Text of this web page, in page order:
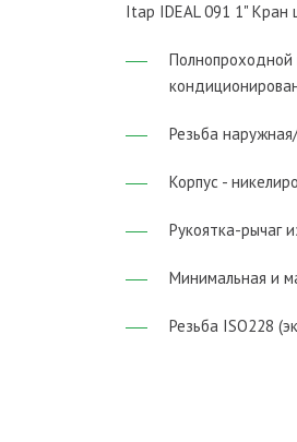
Itap IDEAL 091 1" Кран
Полнопроходной
Резьба
Корпус -
Рукоятка-рычаг
Минимальная и
Резьба ISO228